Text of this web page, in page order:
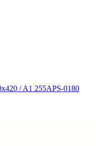
/ A1 255APS-0180